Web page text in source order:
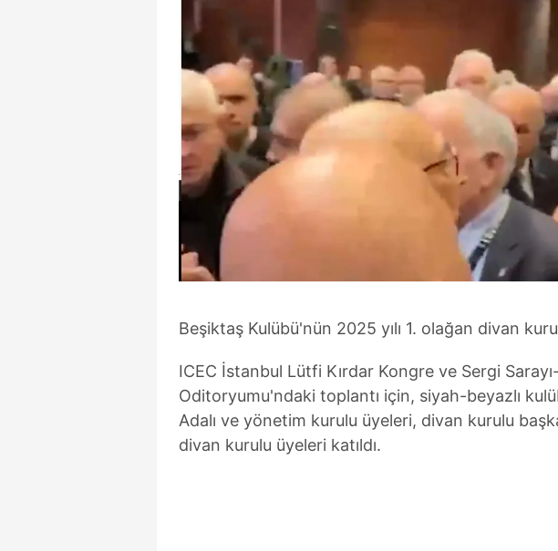
Beşiktaş Kulübü'nün 2025 yılı 1. olağan divan
ICEC İstanbul Lütfi Kırdar Kongre ve Sergi
Oditoryumu'ndaki toplantı için, siyah-beyazlı
Adalı ve yönetim kurulu üyeleri, divan kurulu
divan kurulu üyeleri katıldı.